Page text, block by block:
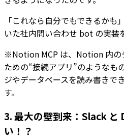
「これなら自分でもできるか
いた社内問い合わせ bot の実装
※Notion MCP は、Notion 内の
ための“接続アプリ”のようなも
ジやデータベースを読み書きで
す。
3. 最大の壁到来：Slack と
い！？